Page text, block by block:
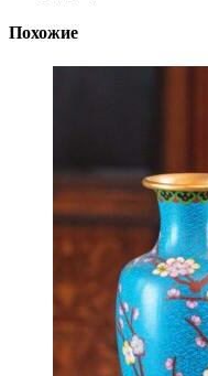
Похожие